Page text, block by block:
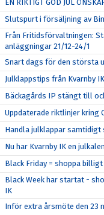
EN RIKTIGT GOD JUL
Slutspurt i försäljning av
Från Fritidsförvaltningen:
anläggningar 21/12-24/1
Snart dags för den största
Julklappstips från Kvarnby IK
Bäckagårds IP stängt till
Uppdaterade riktlinjer kring
Handla julklappar samtidigt
Nu har Kvarnby IK en
Black Friday = shoppa
Black Week har startat -
IK
Inför extra årsmöte den 23